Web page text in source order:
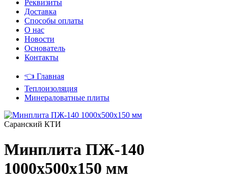
Реквизиты
Доставка
Способы оплаты
О нас
Новости
Основатель
Контакты
👈 Главная
Теплоизоляция
Минераловатные плиты
Саранский КТИ
Минплита ПЖ-140
1000х500х150 мм